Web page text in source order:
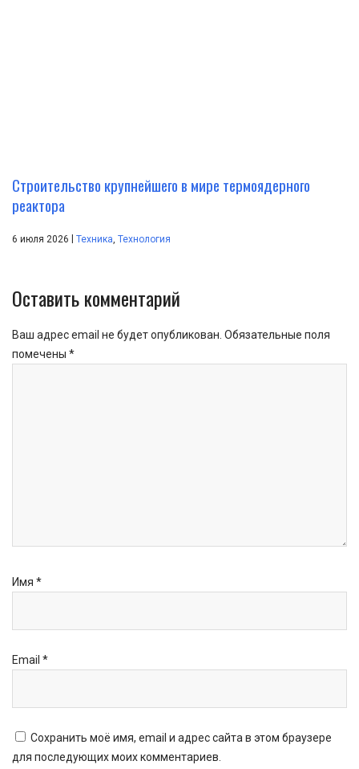
Строительство крупнейшего в мире термоядерного
реактора
6 июля 2026 Техника, Технология
Оставить комментарий
Ваш адрес email не будет опубликован. Обязательные поля
помечены *
Имя *
Email *
Сохранить моё имя, email и адрес сайта в этом браузере
для последующих моих комментариев.